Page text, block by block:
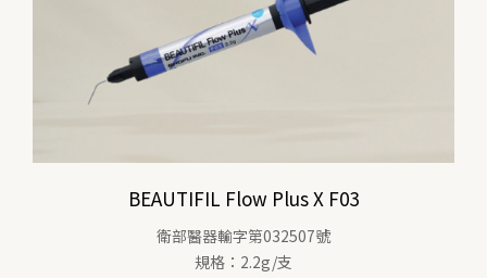
BEAUTIFIL Flow Plus X F03
衛部醫器輸字第032507號
規格：2.2g/支